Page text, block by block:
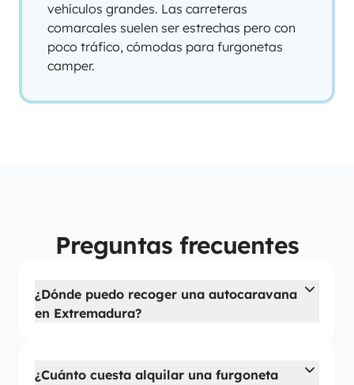
vehículos grandes. Las carreteras
comarcales suelen ser estrechas pero con
poco tráfico, cómodas para furgonetas
camper.
Preguntas frecuentes
¿Dónde puedo recoger una autocaravana
en Extremadura?
¿Cuánto cuesta alquilar una furgoneta